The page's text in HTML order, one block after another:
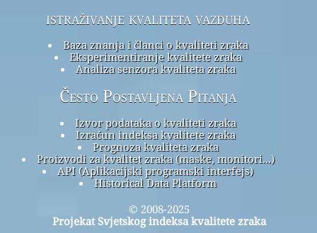
istraživanje kvaliteta vazduha
Baza znanja i članci o kvaliteti zraka
Eksperimentiranje kvalitete zraka
Analiza senzora kvaliteta zraka
Često Postavljena Pitanja
Izvor podataka o kvaliteti zraka
Izračun indeksa kvalitete zraka
Prognoza kvaliteta zraka
Proizvodi za kvalitet zraka (maske, monitori...)
API (Aplikacijski programski interfejs)
Historical Data Platform
© 2008-2025
Projekat Svjetskog indeksa kvalitete zraka